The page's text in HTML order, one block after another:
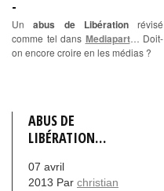
Unabus de Libérationrévisé
comme tel dans Mediapart… Doit-
on encore croire en les médias ?
ABUS DE
LIBÉRATION…
07 avril
2013 Par christian